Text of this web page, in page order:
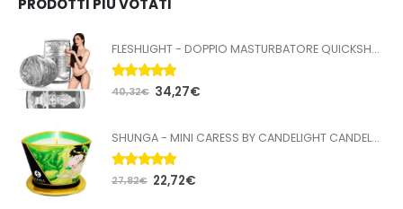
PRODOTTI PIÙ VOTATI
FLESHLIGHT - DOPPIO MASTURBATORE QUICKSHOT STOYA
5.00Su 5
40,32€ 34,27€
SHUNGA - MINI CARESS BY CANDELIGHT CANDELA DA MASSAGGIO T VERDE 170 ML
5.00Su 5
27,82€ 22,72€